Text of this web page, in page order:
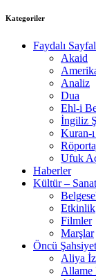
Kategoriler
Faydalı
Akaid
Analiz
Dua
Ehl-i
İngiliz
Kuran-
Ufuk
Haberler
Kültür – Sanat
Etkinlik
Filmler
Marşlar
Öncü
Aliya
Allame